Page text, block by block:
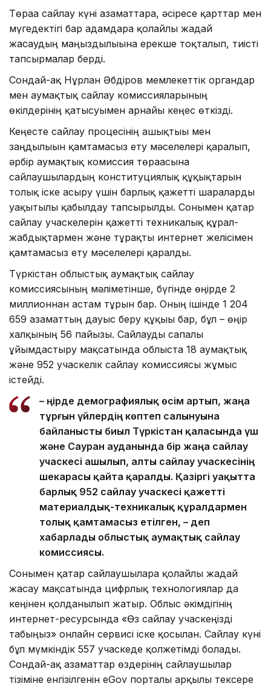
Төраға сайлау күні азаматтарға, әсіресе қарттар мен
мүгедектігі бар адамдарға қолайлы жағдай
жасаудың маңыздылығына ерекше тоқталып, тиісті
тапсырмалар берді.
Сондай-ақ Нұрлан Әбдіров мемлекеттік органдар
мен аумақтық сайлау комиссияларының
өкілдерінің қатысуымен арнайы кеңес өткізді.
Кеңесте сайлау процесінің ашықтығы мен
заңдылығын қамтамасыз ету мәселелері қаралып,
әрбір аумақтық комиссия төрағасына
сайлаушылардың конституциялық құқықтарын
толық іске асыру үшін барлық қажетті шараларды
уақытылы қабылдау тапсырылды. Сонымен қатар
сайлау учаскелерін қажетті техникалық құрал-
жабдықтармен және тұрақты интернет желісімен
қамтамасыз ету мәселелері қаралды.
Түркістан облыстық аумақтық сайлау
комиссиясының мәліметінше, бүгінде өңірде 2
миллионнан астам тұрғын бар. Оның ішінде 1 204
659 азаматтың дауыс беру құқығы бар, бұл – өңір
халқының 56 пайызы. Сайлауды сапалы
ұйымдастыру мақсатында облыста 18 аумақтық
және 952 учаскелік сайлау комиссиясы жұмыс
істейді.
– Өңірде демографиялық өсім артып, жаңа
тұрғын үйлердің көптеп салынуына
байланысты биыл Түркістан қаласында үш
және Сауран ауданында бір жаңа сайлау
учаскесі ашылып, алты сайлау учаскесінің
шекарасы қайта қаралды. Қазіргі уақытта
барлық 952 сайлау учаскесі қажетті
материалдық-техникалық құралдармен
толық қамтамасыз етілген, – деп
хабарлады облыстық аумақтық сайлау
комиссиясы.
Сонымен қатар сайлаушыларға қолайлы жағдай
жасау мақсатында цифрлық технологиялар да
кеңінен қолданылып жатыр. Облыс әкімдігінің
интернет-ресурсында «Өз сайлау учаскеңізді
табыңыз» онлайн сервисі іске қосылған. Сайлау күні
бұл мүмкіндік 557 учаскеде қолжетімді болады.
Сондай-ақ азаматтар өздерінің сайлаушылар
тізіміне енгізілгенін eGov порталы арқылы тексере